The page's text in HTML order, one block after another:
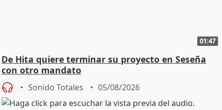
01:47
De Hita quiere terminar su proyecto en Seseña
con otro mandato
Sonido Totales 05/08/2026